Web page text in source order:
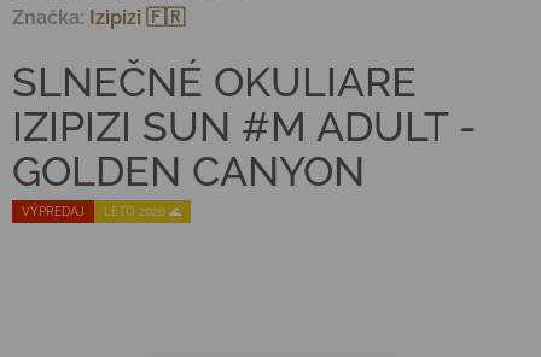
VÝPREDAJ LETO 2026 🌊
SLNEČNÉ OKULIARE
IZIPIZI SUN #M ADULT -
GOLDEN CANYON
Značka: Izipizi 🇫🇷